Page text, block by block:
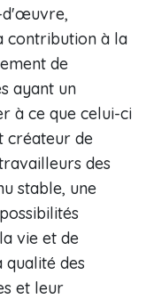
d'œuvre,
contribution à la
de
ayant un
à ce que celui-ci
créateur de
des
stable, une
vie et de
des
et leur